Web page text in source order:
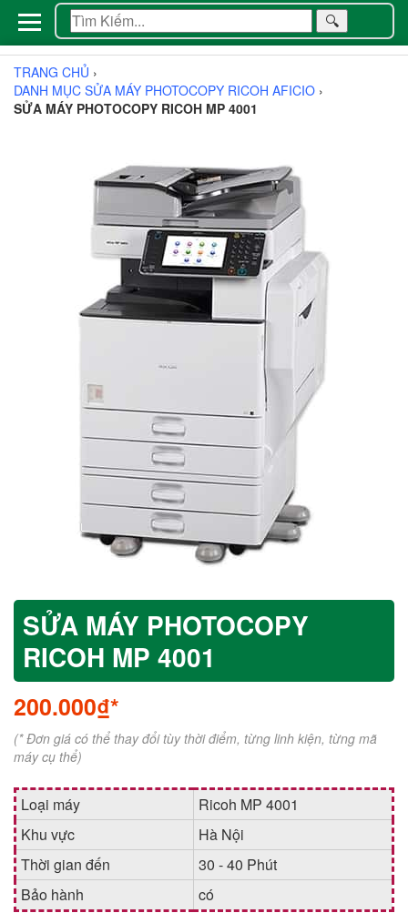
🔍
TRANG CHỦ ›
DANH MỤC SỬA MÁY PHOTOCOPY RICOH AFICIO ›
SỬA MÁY PHOTOCOPY RICOH MP 4001
SỬA MÁY PHOTOCOPY
RICOH MP 4001
200.000₫*
(* Đơn giá có thể thay đổi tùy thời điểm, từng linh kiện, từng mã
máy cụ thể)
Loại máy
Ricoh MP 4001
Khu vực
Hà Nội
Thời gian đến
30 - 40 Phút
Bảo hành
có